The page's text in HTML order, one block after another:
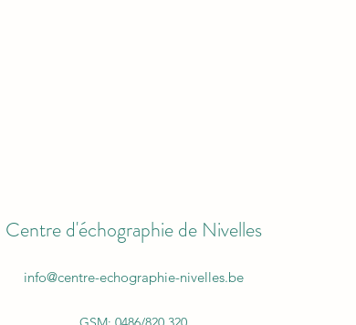
Centre d'échographie de Nivelles
info@centre-echographie-nivelles.be